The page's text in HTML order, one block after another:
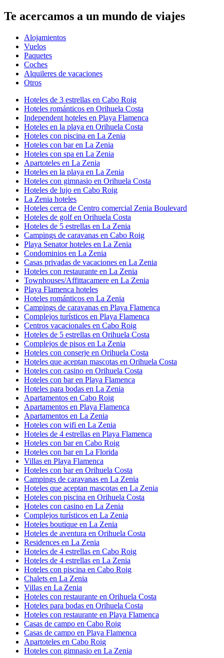
Te acercamos a un mundo de viajes
Alojamientos
Vuelos
Paquetes
Coches
Alquileres de vacaciones
Otros
Hoteles de 3 estrellas en Cabo Roig
Hoteles románticos en Orihuela Costa
Independent hoteles en Playa Flamenca
Hoteles en la playa en Orihuela Costa
Hoteles con piscina en La Zenia
Hoteles con bar en La Zenia
Hoteles con spa en La Zenia
Apartoteles en La Zenia
Hoteles en la playa en La Zenia
Hoteles con gimnasio en Orihuela Costa
Hoteles de lujo en Cabo Roig
La Zenia hoteles
Hoteles cerca de Centro comercial Zenia Boulevard
Hoteles de golf en Orihuela Costa
Hoteles de 5 estrellas en La Zenia
Campings de caravanas en Cabo Roig
Playa Senator hoteles en La Zenia
Condominios en La Zenia
Casas privadas de vacaciones en La Zenia
Hoteles con restaurante en La Zenia
Townhouses/Affittacamere en La Zenia
Playa Flamenca hoteles
Hoteles románticos en La Zenia
Campings de caravanas en Playa Flamenca
Complejos turísticos en Playa Flamenca
Centros vacacionales en Cabo Roig
Hoteles de 5 estrellas en Orihuela Costa
Complejos de pisos en La Zenia
Hoteles con conserje en Orihuela Costa
Hoteles que aceptan mascotas en Orihuela Costa
Hoteles con casino en Orihuela Costa
Hoteles con bar en Playa Flamenca
Hoteles para bodas en La Zenia
Apartamentos en Cabo Roig
Apartamentos en Playa Flamenca
Apartamentos en La Zenia
Hoteles con wifi en La Zenia
Hoteles de 4 estrellas en Playa Flamenca
Hoteles con bar en Cabo Roig
Hoteles con bar en La Florida
Villas en Playa Flamenca
Hoteles con bar en Orihuela Costa
Campings de caravanas en La Zenia
Hoteles que aceptan mascotas en La Zenia
Hoteles con piscina en Orihuela Costa
Hoteles con casino en La Zenia
Complejos turísticos en La Zenia
Hoteles boutique en La Zenia
Hoteles de aventura en Orihuela Costa
Residences en La Zenia
Hoteles de 4 estrellas en Cabo Roig
Hoteles de 4 estrellas en La Zenia
Hoteles con piscina en Cabo Roig
Chalets en La Zenia
Villas en La Zenia
Hoteles con restaurante en Orihuela Costa
Hoteles para bodas en Orihuela Costa
Hoteles con restaurante en Playa Flamenca
Casas de campo en Cabo Roig
Casas de campo en Playa Flamenca
Apartoteles en Cabo Roig
Hoteles con gimnasio en La Zenia